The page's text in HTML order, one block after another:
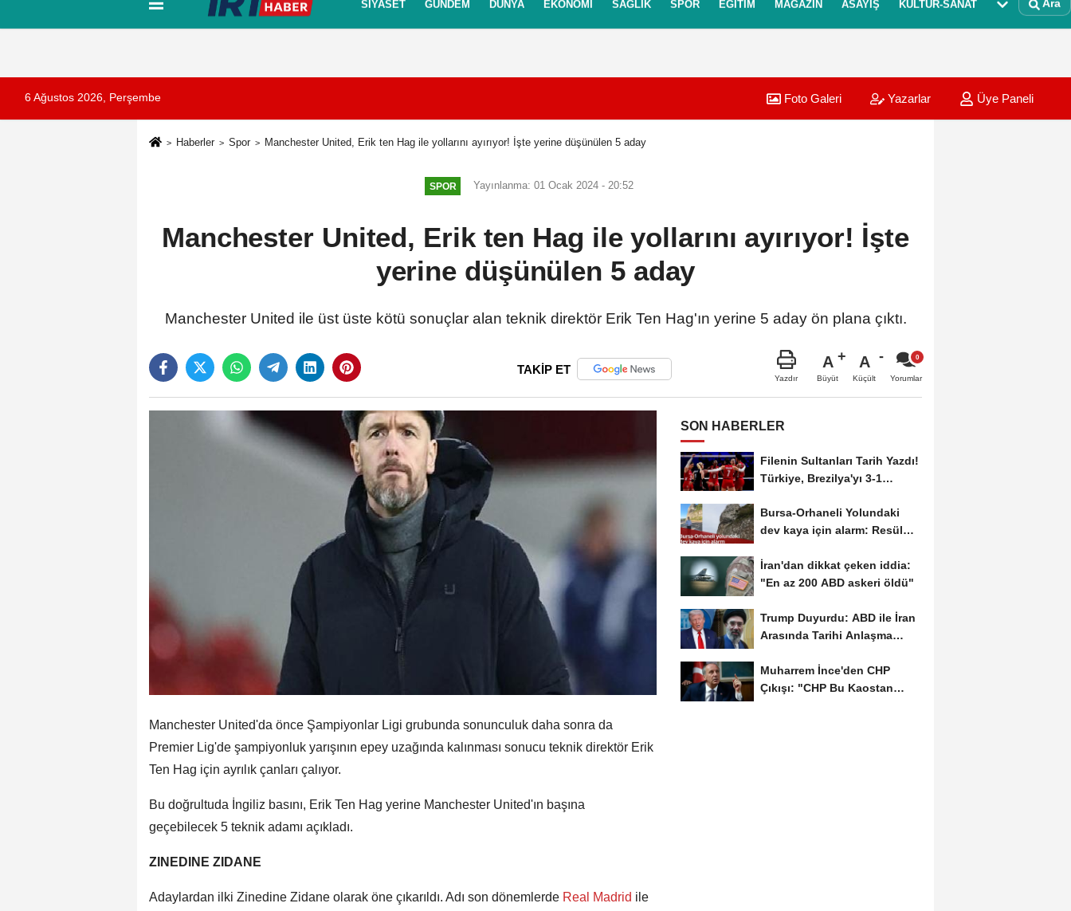
Künye İletişim
SIYASET GÜNDEM DÜNYA EKONOMI SAĞLIK SPOR EĞITIM MAGAZIN ASAYIŞ KÜLTÜR-SANAT Ara
6 Ağustos 2026, Perşembe Foto Galeri Yazarlar Üye Paneli
Haberler Spor Manchester United, Erik ten Hag ile yollarını ayırıyor! İşte yerine düşünülen 5 aday
SPOR Yayınlanma: 01 Ocak 2024 - 20:52
Manchester United, Erik ten Hag ile yollarını ayırıyor! İşte
yerine düşünülen 5 aday
Manchester United ile üst üste kötü sonuçlar alan teknik direktör Erik Ten Hag'ın yerine 5 aday ön plana çıktı.
TAKİP ET
Yazdır
A
Büyüt
A
Küçült Yorumlar
Manchester United'da önce Şampiyonlar Ligi grubunda sonunculuk daha sonra da
Premier Lig'de şampiyonluk yarışının epey uzağında kalınması sonucu teknik direktör Erik
Ten Hag için ayrılık çanları çalıyor.
Bu doğrultuda İngiliz basını, Erik Ten Hag yerine Manchester United'ın başına
geçebilecek 5 teknik adamı açıkladı.
ZINEDINE ZIDANE
Adaylardan ilki Zinedine Zidane olarak öne çıkarıldı. Adı son dönemlerde Real Madrid ile
SON HABERLER
Filenin Sultanları Tarih Yazdı!
Türkiye, Brezilya'yı 3-1
Bursa-Orhaneli Yolundaki
dev kaya için alarm: Resül
İran'dan dikkat çeken iddia:
"En az 200 ABD askeri öldü"
Trump Duyurdu: ABD ile İran
Arasında Tarihi Anlaşma
Muharrem İnce'den CHP
Çıkışı: "CHP Bu Kaostan